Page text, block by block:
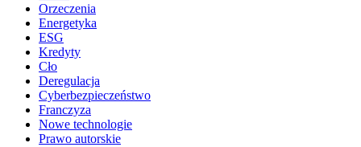
Orzeczenia
Energetyka
ESG
Kredyty
Cło
Deregulacja
Cyberbezpieczeństwo
Franczyza
Nowe technologie
Prawo autorskie